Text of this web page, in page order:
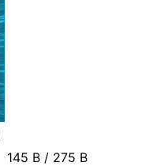
145 В / 275 В